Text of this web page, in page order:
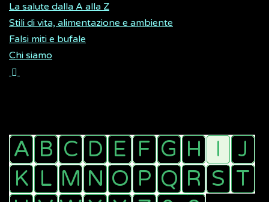
La salute dalla A alla Z
Stili di vita, alimentazione e ambiente
Falsi miti e bufale
Chi siamo